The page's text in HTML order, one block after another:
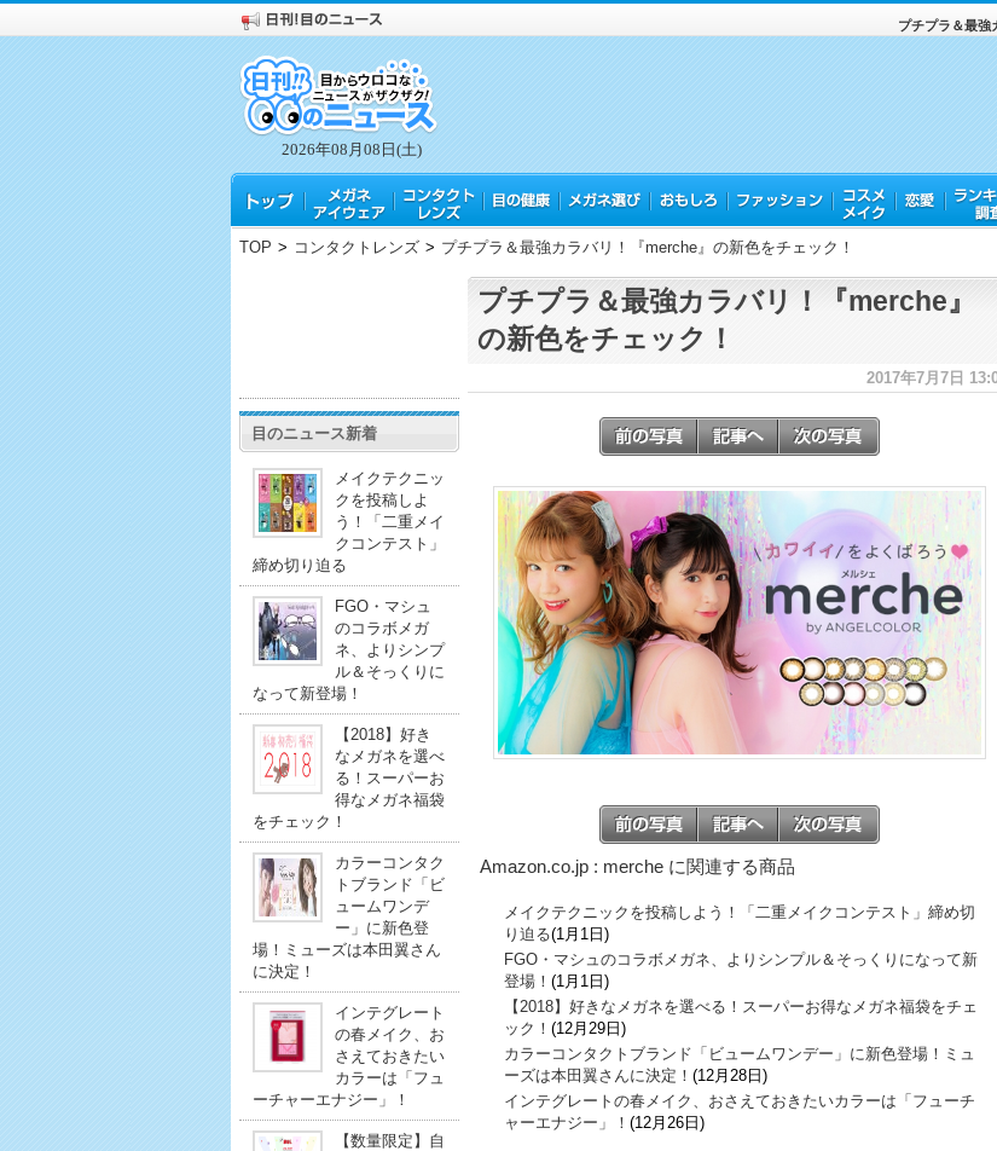
2026年08月08日(土)
プチプラ＆最強
TOP > コンタクトレンズ > プチプラ＆最強カラバリ！『merche』の新色をチェック！
目のニュース新着
メイクテクニッ
クを投稿しよ
う！「二重メイ
クコンテスト」
締め切り迫る
FGO・マシュ
のコラボメガ
ネ、よりシンプ
ル＆そっくりに
なって新登場！
【2018】好き
なメガネを選べ
る！スーパーお
得なメガネ福袋
をチェック！
カラーコンタク
トブランド「ビ
ュームワンデ
ー」に新色登
場！ミューズは本田翼さん
に決定！
インテグレート
の春メイク、お
さえておきたい
カラーは「フュ
ーチャーエナジー」！
【数量限定】自
プチプラ＆最強カラバリ！『merche』
の新色をチェック！
2017年7月7日
Amazon.co.jp : merche に関連する商品
メイクテクニックを投稿しよう！「二重メイクコンテスト」締め切
り迫る(1月1日)
FGO・マシュのコラボメガネ、よりシンプル＆そっくりになって新
登場！ (1月1日)
【2018】好きなメガネを選べる！スーパーお得なメガネ福袋をチェ
ック！ (12月29日)
カラーコンタクトブランド「ビュームワンデー」に新色登場！ミュ
ーズは本田翼さんに決定！ (12月28日)
インテグレートの春メイク、おさえておきたいカラーは「フューチ
ャーエナジー」！ (12月26日)